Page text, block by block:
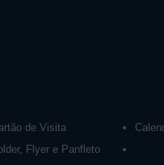
de Visita
Flyer e Panfleto